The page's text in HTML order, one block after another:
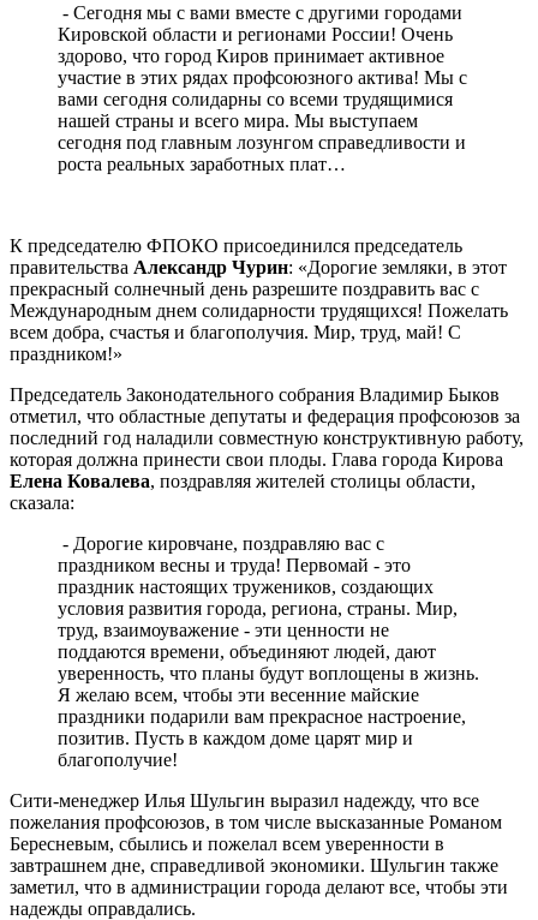
- Сегодня мы с вами вместе с другими городами
Кировской области и регионами России! Очень
здорово, что город Киров принимает активное
участие в этих рядах профсоюзного актива! Мы с
вами сегодня солидарны со всеми трудящимися
нашей страны и всего мира. Мы выступаем
сегодня под главным лозунгом справедливости и
роста реальных заработных плат…
К председателю ФПОКО присоединился председатель
правительства Александр Чурин: «Дорогие земляки, в этот
прекрасный солнечный день разрешите поздравить вас с
Международным днем солидарности трудящихся! Пожелать
всем добра, счастья и благополучия. Мир, труд, май! С
праздником!»
Председатель Законодательного собрания Владимир Быков
отметил, что областные депутаты и федерация профсоюзов за
последний год наладили совместную конструктивную работу,
которая должна принести свои плоды. Глава города Кирова
Елена Ковалева, поздравляя жителей столицы области,
сказала:
- Дорогие кировчане, поздравляю вас с
праздником весны и труда! Первомай - это
праздник настоящих тружеников, создающих
условия развития города, региона, страны. Мир,
труд, взаимоуважение - эти ценности не
поддаются времени, объединяют людей, дают
уверенность, что планы будут воплощены в жизнь.
Я желаю всем, чтобы эти весенние майские
праздники подарили вам прекрасное настроение,
позитив. Пусть в каждом доме царят мир и
благополучие!
Сити-менеджер Илья Шульгин выразил надежду, что все
пожелания профсоюзов, в том числе высказанные Романом
Бересневым, сбылись и пожелал всем уверенности в
завтрашнем дне, справедливой экономики. Шульгин также
заметил, что в администрации города делают все, чтобы эти
надежды оправдались.